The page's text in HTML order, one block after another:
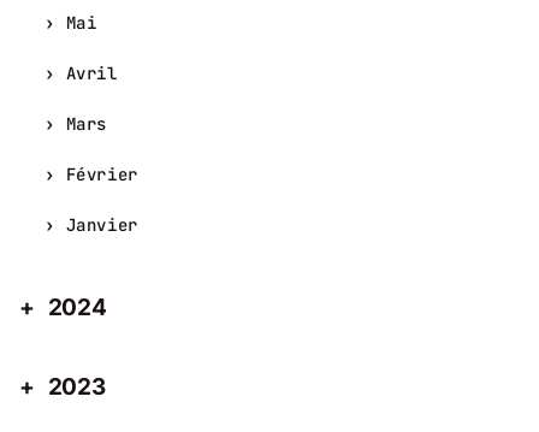
Mai
Avril
Mars
Février
Janvier
2024
2023